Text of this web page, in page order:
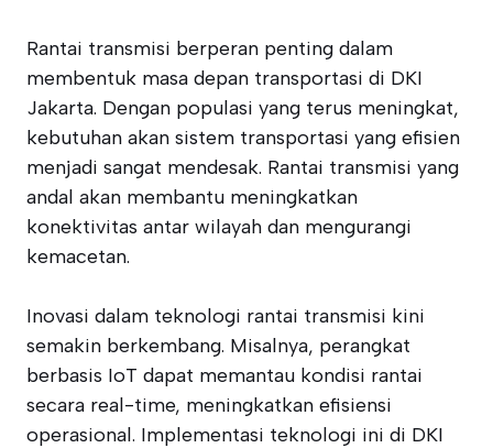
Rantai transmisi berperan penting dalam
membentuk masa depan transportasi di DKI
Jakarta. Dengan populasi yang terus meningkat,
kebutuhan akan sistem transportasi yang efisien
menjadi sangat mendesak. Rantai transmisi yang
andal akan membantu meningkatkan
konektivitas antar wilayah dan mengurangi
kemacetan.
Inovasi dalam teknologi rantai transmisi kini
semakin berkembang. Misalnya, perangkat
berbasis IoT dapat memantau kondisi rantai
secara real-time, meningkatkan efisiensi
operasional. Implementasi teknologi ini di DKI